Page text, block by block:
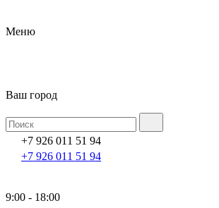
Меню
Ваш город
+7 926 011 51 94
+7 926 011 51 94
9:00 - 18:00